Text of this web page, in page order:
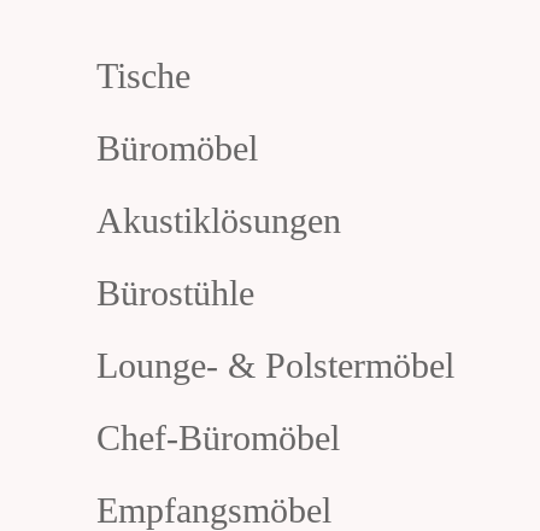
Tische
Büromöbel
Akustiklösungen
Bürostühle
Lounge- & Polstermöbel
Chef-Büromöbel
Empfangsmöbel